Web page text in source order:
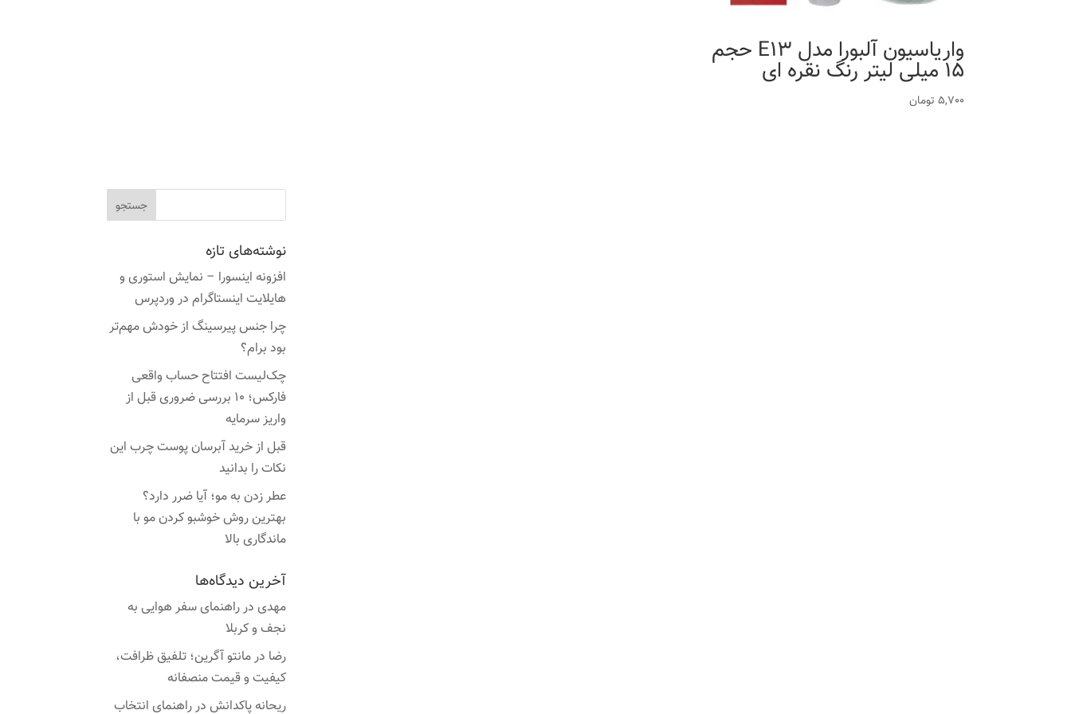
واریاسیون آلبورا مدل E13 حجم
15 میلی لیتر رنگ نقره ای
5,700 تومان
نوشته‌های تازه
افزونه اینسورا – نمایش استوری و
هایلایت اینستاگرام در وردپرس
چرا جنس پیرسینگ از خودش مهم‌تر
بود برام؟
چک‌لیست افتتاح حساب واقعی
فارکس؛ ۱۰ بررسی ضروری قبل از
واریز سرمایه
قبل از خرید آبرسان پوست چرب این
نکات را بدانید
عطر زدن به مو؛ آیا ضرر دارد؟
بهترین روش خوشبو کردن مو با
ماندگاری بالا
آخرین دیدگاه‌ها
مهدی درراهنمای سفر هوایی به
نجف و کربلا
رضا درمانتو آگرین؛ تلفیق ظرافت،
کیفیت و قیمت منصفانه
ریحانه پاکدانش درراهنمای انتخاب